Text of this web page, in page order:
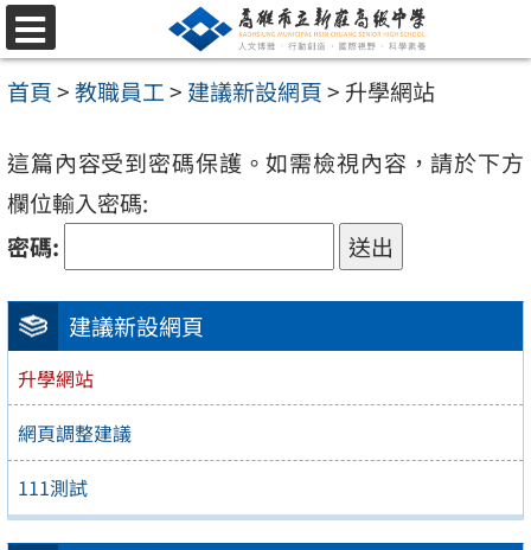
跳
至
主
內
容
區
選
單
首頁>教職員工> 建議新設網頁> 升學網站
建議新設網頁
升學網站
網頁調整建議
111測試
這篇內容受到密碼保護。如需檢視內容，請於下方
欄位輸入密碼:
密碼: